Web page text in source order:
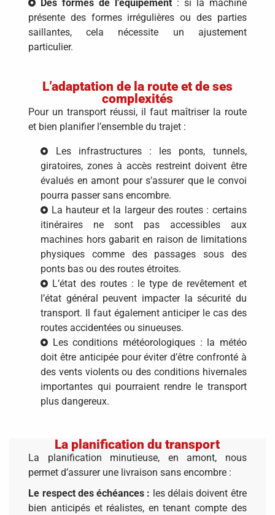
Desformes de l’équipement : si la machine
présente des formes irrégulières ou des parties
saillantes, cela nécessite un ajustement
particulier.
L’adaptation de la route et de ses
complexités
Pour un transport réussi, il faut maîtriser la route
et bien planifier l’ensemble du trajet :
Les infrastructures :
les ponts, tunnels,
giratoires, zones à accès restreint doivent être
évalués en amont pour s’assurer que le convoi
pourra passer sans encombre.
La hauteur et la largeur des routes : certains
itinéraires ne sont pas accessibles aux
machines hors gabarit en raison de limitations
physiques comme des passages sous des
ponts bas ou des routes étroites.
L’état des routes : le type de revêtement et
l’état général peuvent impacter la sécurité du
transport. Il faut également anticiper le cas des
routes accidentées ou sinueuses.
Les conditions météorologiques : la météo
doit être anticipée pour éviter d’être confronté à
des vents violents ou des conditions hivernales
importantes qui pourraient rendre le transport
plus dangereux.
La planification du transport
La planification minutieuse, en amont, nous
permet d’assurer une livraison sans encombre :
Le respect des échéances : les délais doivent être
bien anticipés et réalistes, en tenant compte des